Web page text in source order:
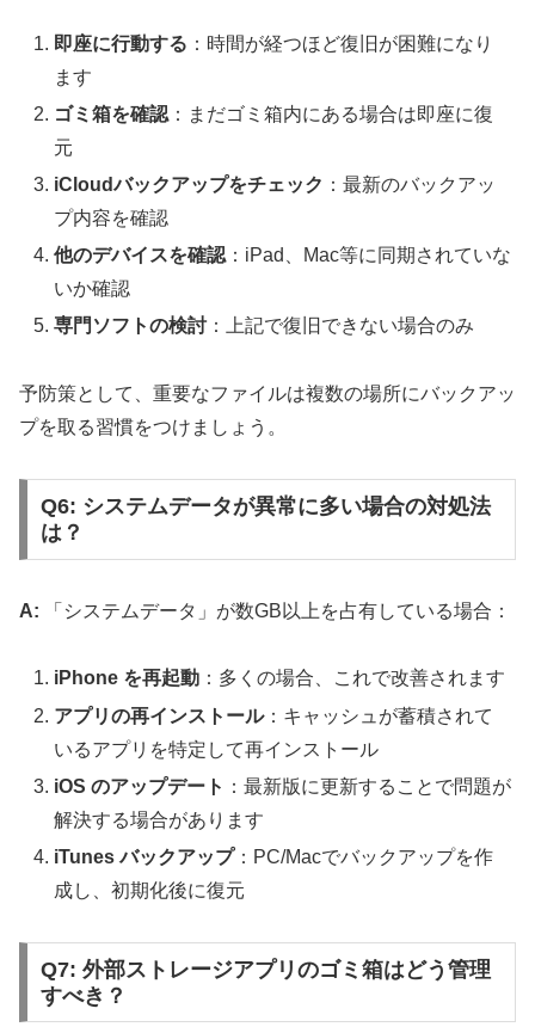
即座に行動する ：時間が経つほど復旧が困難になり
ます
ゴミ箱を確認 ：まだゴミ箱内にある場合は即座に復
元
iCloudバックアップをチェック ：最新のバックアッ
プ内容を確認
他のデバイスを確認 ：iPad、Mac等に同期されていな
いか確認
専門ソフトの検討：上記で復旧できない場合のみ
予防策として、重要なファイルは複数の場所にバックアッ
プを取る習慣をつけましょう。
Q6: システムデータが異常に多い場合の対処法
は？
A: 「システムデータ」が数GB以上を占有している場合：
iPhone を再起動 ：多くの場合、これで改善されます
アプリの再インストール：キャッシュが蓄積されて
いるアプリを特定して再インストール
iOS のアップデート ：最新版に更新することで問題が
解決する場合があります
iTunes バックアップ：PC/Macでバックアップを作
成し、初期化後に復元
Q7: 外部ストレージアプリのゴミ箱はどう管理
すべき？